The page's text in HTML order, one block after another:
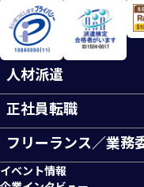
人材派遣
正社員転職
フリーランス／業務
イベント情報